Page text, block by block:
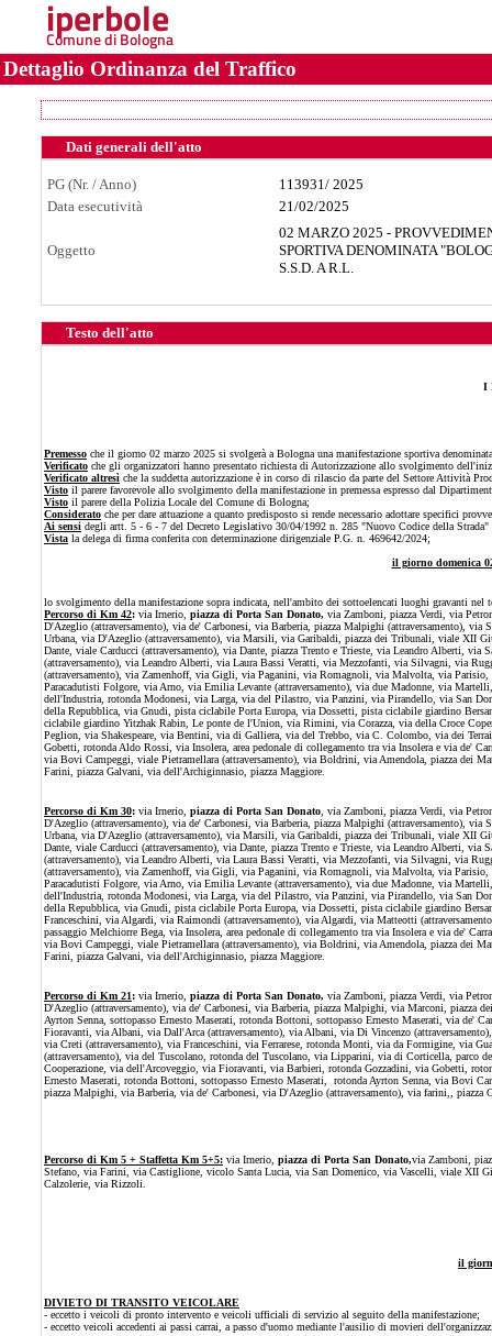
iperbole
Comune di Bologna
Dettaglio Ordinanza del Traffico
Dati generali dell'atto
PG (Nr. / Anno) 113931/ 2025
Data esecutività
21/02/2025
Oggetto
02 MARZO 2025 -
SPORTIVA DENOMINATA
S.S.D. A R.L.
Testo dell'atto
I
Premesso che il giorno 02 marzo 2025 si svolgerà a Bologna una manifestazione sportiva
Verificato che gli organizzatori hanno presentato richiesta di Autorizzazione allo svolgimento
Verificato altresì che la suddetta autorizzazione è in corso di rilascio da parte del Settore Attività
Visto il parere favorevole allo svolgimento della manifestazione in premessa espresso dal
Visto il parere della Polizia Locale del Comune di Bologna;
Considerato che per dare attuazione a quanto predisposto si rende necessario adottare specifici
Ai sensi degli artt. 5 - 6 - 7 del Decreto Legislativo 30/04/1992 n. 285 "Nuovo Codice della
Vista la delega di firma conferita con determinazione dirigenziale P.G. n. 469642/2024;
il giorno domenica
lo svolgimento della manifestazione sopra indicata, nell'ambito dei sottoelencati luoghi gravanti
Percorso di Km 42: via Irnerio, piazza di Porta San Donato, via Zamboni, piazza Verdi, via
D'Azeglio (attraversamento), via de' Carbonesi, via Barberia, piazza Malpighi (attraversamento), via
Urbana, via D'Azeglio (attraversamento), via Marsili, via Garibaldi, piazza dei Tribunali, viale XII
Dante, viale Carducci (attraversamento), via Dante, piazza Trento e Trieste, via Leandro Alberti,
(attraversamento), via Leandro Alberti, via Laura Bassi Veratti, via Mezzofanti, via Silvagni, via
(attraversamento), via Zamenhoff, via Gigli, via Paganini, via Romagnoli, via Malvolta, via
Paracadutisti Folgore, via Arno, via Emilia Levante (attraversamento), via due Madonne, via
dell'Industria, rotonda Modonesi, via Larga, via del Pilastro, via Panzini, via Pirandello, via San
della Repubblica, via Gnudi, pista ciclabile Porta Europa, via Dossetti, pista ciclabile giardino
ciclabile giardino Yitzhak Rabin, Le ponte de l'Union, via Rimini, via Corazza, via della Croce
Peglion, via Shakespeare, via Bentini, via di Galliera, via del Trebbo, via C. Colombo, via dei
Gobetti, rotonda Aldo Rossi, via Insolera, area pedonale di collegamento tra via Insolera e via de'
via Bovi Campeggi, viale Pietramellara (attraversamento), via Boldrini, via Amendola, piazza dei
Farini, piazza Galvani, via dell'Archiginnasio, piazza Maggiore.
Percorso di Km 30: via Irnerio, piazza di Porta San Donato , via Zamboni, piazza Verdi, via
D'Azeglio (attraversamento), via de' Carbonesi, via Barberia, piazza Malpighi (attraversamento), via
Urbana, via D'Azeglio (attraversamento), via Marsili, via Garibaldi, piazza dei Tribunali, viale XII
Dante, viale Carducci (attraversamento), via Dante, piazza Trento e Trieste, via Leandro Alberti,
(attraversamento), via Leandro Alberti, via Laura Bassi Veratti, via Mezzofanti, via Silvagni, via
(attraversamento), via Zamenhoff, via Gigli, via Paganini, via Romagnoli, via Malvolta, via
Paracadutisti Folgore, via Arno, via Emilia Levante (attraversamento), via due Madonne, via
dell'Industria, rotonda Modonesi, via Larga, via del Pilastro, via Panzini, via Pirandello, via San
della Repubblica, via Gnudi, pista ciclabile Porta Europa, via Dossetti, pista ciclabile giardino
Franceschini, via Algardi, via Raimondi (attraversamento), via Algardi, via Matteotti
passaggio Melchiorre Bega, via Insolera, area pedonale di collegamento tra via Insolera e via de'
via Bovi Campeggi, viale Pietramellara (attraversamento), via Boldrini, via Amendola, piazza dei
Farini, piazza Galvani, via dell'Archiginnasio, piazza Maggiore.
Percorso di Km 21: via Irnerio, piazza di Porta San Donato, via Zamboni, piazza Verdi, via
D'Azeglio (attraversamento), via de' Carbonesi, via Barberia, piazza Malpighi, via Marconi,
Ayrton Senna, sottopasso Ernesto Maserati, rotonda Bottoni, sottopasso Ernesto Maserati, via de'
Fioravanti, via Albani, via Dall'Arca (attraversamento), via Albani, via Di Vincenzo
via Creti (attraversamento), via Franceschini, via Ferrarese, rotonda Monti, via da Formigine, via
(attraversamento), via del Tuscolano, rotonda del Tuscolano, via Lipparini, via di Corticella,
Cooperazione, via dell'Arcoveggio, via Fioravanti, via Barbieri, rotonda Gozzadini, via Gobetti,
Ernesto Maserati, rotonda Bottoni, sottopasso Ernesto Maserati, rotonda Ayrton Senna, via Bovi
piazza Malpighi, via Barberia, via de' Carbonesi, via D'Azeglio (attraversamento), via farini,, piazza
Percorso di Km 5 + Staffetta Km 5+5: via Irnerio, piazza di Porta San Donato,via Zamboni,
Stefano, via Farini, via Castiglione, vicolo Santa Lucia, via San Domenico, via Vascelli, viale XII
Calzolerie, via Rizzoli.
il
DIVIETO DI TRANSITO VEICOLARE
- eccetto i veicoli di pronto intervento e veicoli ufficiali di servizio al seguito della manifestazione;
- eccetto veicoli accedenti ai passi carrai, a passo d'uomo mediante l'ausilio di movieri